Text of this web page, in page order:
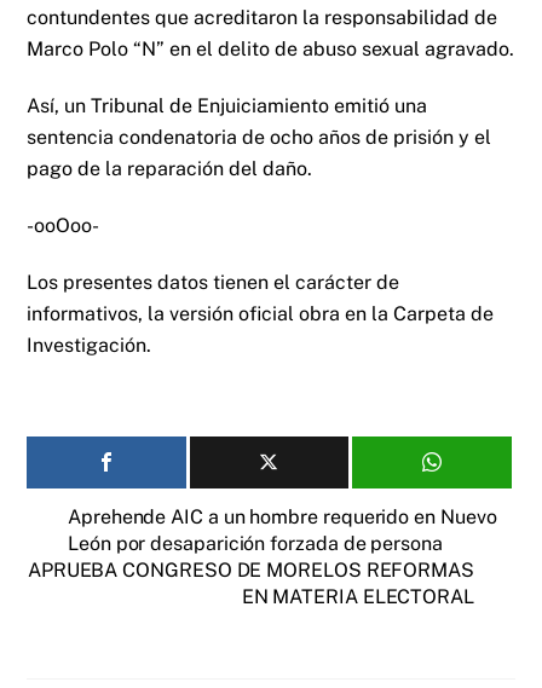
contundentes que acreditaron la responsabilidad de
Marco Polo “N” en el delito de abuso sexual agravado.
Así, un Tribunal de Enjuiciamiento emitió una
sentencia condenatoria de ocho años de prisión y el
pago de la reparación del daño.
-ooOoo-
Los presentes datos tienen el carácter de
informativos, la versión oficial obra en la Carpeta de
Investigación.
Aprehende AIC a un hombre requerido en Nuevo
León por desaparición forzada de persona
APRUEBA CONGRESO DE MORELOS REFORMAS
EN MATERIA ELECTORAL